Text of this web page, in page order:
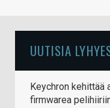
UUTISIA
Keychron kehittää
firmwarea